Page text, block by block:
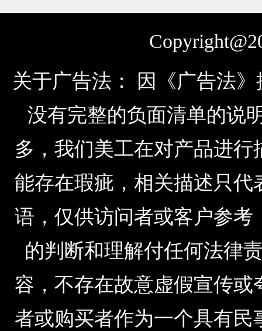
关于广告法： 因《广告法
没有完整的负面清单的说
多，我们美工在对产品进
能存在瑕疵，相关描述只
语，仅供访问者或客户参
的判断和理解付任何法律
容，不存在故意虚假宣传
者或购买者作为一个具有